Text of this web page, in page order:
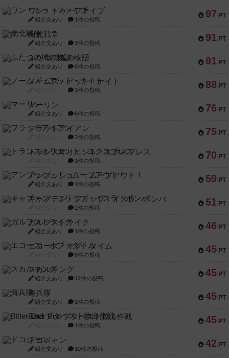
97 PT
ワン・トゥ・ファイブ
紹介文あり 1件の投稿
91 PT
南北戦争
紹介文あり 1件の投稿
91 PT
ふたつの城の物語
紹介文あり 6件の投稿
88 PT
ノームズ・アット・ナイト
1件の投稿
76 PT
マーリン
紹介文あり 6件の投稿
75 PT
フラットアイアン
2件の投稿
70 PT
トランスオリエント・エクスプレス
1件の投稿
59 PT
アンブッシュ！：ムーブアウト！
紹介文あり 1件の投稿
51 PT
キャプテン・フリップ：イスラ・ボンバ
2件の投稿
46 PT
ガルフストライク
紹介文あり 1件の投稿
45 PT
エコーズ・オブ・タイム
8件の投稿
45 PT
スカルキング
紹介文あり 12件の投稿
45 PT
海兵隊
紹介文あり 1件の投稿
45 PT
Bitter End ブタペスト救出作戦
1件の投稿
42 PT
ドコジャン
紹介文あり 10件の投稿